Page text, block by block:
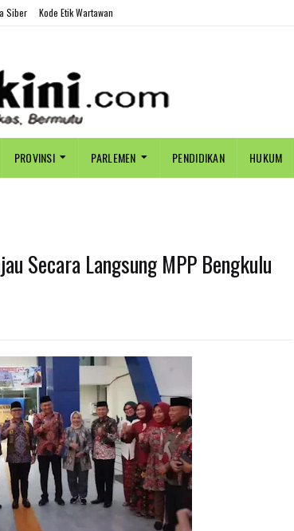
Siber Kode Etik Wartawan
PROVINSI PARLEMEN PENDIDIKAN HUKUM
Secara Langsung MPP Bengkulu